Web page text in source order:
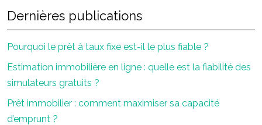
Dernières publications
Pourquoi le prêt à taux fixe est-il le plus fiable ?
Estimation immobilière en ligne : quelle est la fiabilité des
simulateurs gratuits ?
Prêt immobilier : comment maximiser sa capacité
d’emprunt ?